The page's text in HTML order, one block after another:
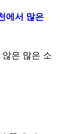
에서 많은
은 많은 소